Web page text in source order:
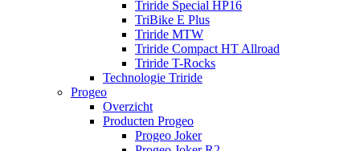
Triride Special HP16
TriBike E Plus
Triride MTW
Triride Compact HT Allroad
Triride T-Rocks
Technologie Triride
Progeo
Overzicht
Producten Progeo
Progeo Joker